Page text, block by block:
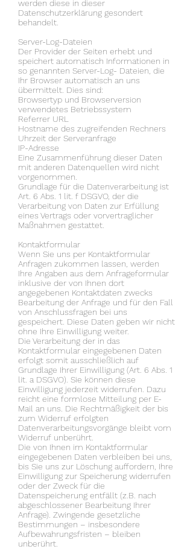
werden diese in dieser
Datenschutzerklärung gesondert
behandelt.
Server-Log-Dateien
Der Provider der Seiten erhebt und
speichert automatisch Informationen in
so genannten Server-Log- Dateien, die
Ihr Browser automatisch an uns
übermittelt. Dies sind:
Browsertyp und Browserversion
verwendetes Betriebssystem
Referrer URL
Hostname des zugreifenden Rechners
Uhrzeit der Serveranfrage
IP-Adresse
Eine Zusammenführung dieser Daten
mit anderen Datenquellen wird nicht
vorgenommen.
Grundlage für die Datenverarbeitung ist
Art. 6 Abs. 1 lit. f DSGVO, der die
Verarbeitung von Daten zur Erfüllung
eines Vertrags oder vorvertraglicher
Maßnahmen gestattet.
Kontaktformular
Wenn Sie uns per Kontaktformular
Anfragen zukommen lassen, werden
Ihre Angaben aus dem Anfrageformular
inklusive der von Ihnen dort
angegebenen Kontaktdaten zwecks
Bearbeitung der Anfrage und für den Fall
von Anschlussfragen bei uns
gespeichert. Diese Daten geben wir nicht
ohne Ihre Einwilligung weiter.
Die Verarbeitung der in das
Kontaktformular eingegebenen Daten
erfolgt somit ausschließlich auf
Grundlage Ihrer Einwilligung (Art. 6 Abs. 1
lit. a DSGVO). Sie können diese
Einwilligung jederzeit widerrufen. Dazu
reicht eine formlose Mitteilung per E-
Mail an uns. Die Rechtmäßigkeit der bis
zum Widerruf erfolgten
Datenverarbeitungsvorgänge bleibt vom
Widerruf unberührt.
Die von Ihnen im Kontaktformular
eingegebenen Daten verbleiben bei uns,
bis Sie uns zur Löschung auffordern, Ihre
Einwilligung zur Speicherung widerrufen
oder der Zweck für die
Datenspeicherung entfällt (z.B. nach
abgeschlossener Bearbeitung Ihrer
Anfrage). Zwingende gesetzliche
Bestimmungen – insbesondere
Aufbewahrungsfristen – bleiben
unberührt.